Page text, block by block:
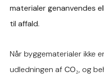
materialer genanvendes
til affald.
Når byggematerialer ikke
udledningen af CO₂, og